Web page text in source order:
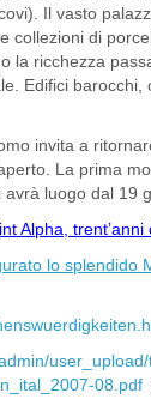
Il vasto
collezioni di
la ricchezza
Edifici
invita a
La prima
luogo dal 19
Alpha, trent’anni
lo splendido
08.pdf